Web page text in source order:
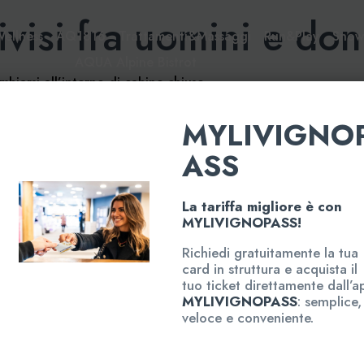
AQ1816 Trattamenti&Massaggi Run&Play
fra uomini e
all’interno di cabine chiuse.
Scopri e acquista
Sports&Altitude training
AQUA Alpine Bistrot
E-Shop
Mondo
Livigno
ASS
La tariffa migliore è con
MYLIVIGNOPASS!
Richiedi gratuitamente la tua
card in struttura e acquista il
tuo ticket direttamente
MYLIVIGNOPASS: semplice,
veloce e conveniente.